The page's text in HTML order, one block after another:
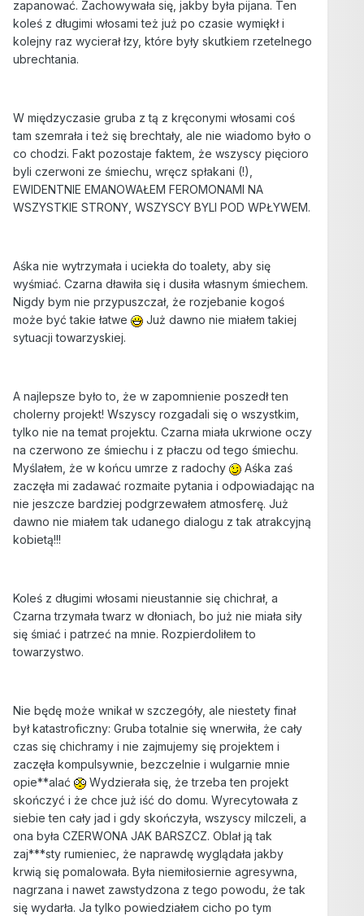
zapanować. Zachowywała się, jakby była pijana. Ten
koleś z długimi włosami też już po czasie wymiękł i
kolejny raz wycierał łzy, które były skutkiem rzetelnego
ubrechtania.
W międzyczasie gruba z tą z kręconymi włosami coś
tam szemrała i też się brechtały, ale nie wiadomo było o
co chodzi. Fakt pozostaje faktem, że wszyscy pięcioro
byli czerwoni ze śmiechu, wręcz spłakani (!),
EWIDENTNIE EMANOWAŁEM FEROMONAMI NA
WSZYSTKIE STRONY, WSZYSCY BYLI POD WPŁYWEM.
Aśka nie wytrzymała i uciekła do toalety, aby się
wyśmiać. Czarna dławiła się i dusiła własnym śmiechem.
Nigdy bym nie przypuszczał, że rozjebanie kogoś
może być takie łatwe
Już dawno nie miałem takiej
sytuacji towarzyskiej.
A najlepsze było to, że w zapomnienie poszedł ten
cholerny projekt! Wszyscy rozgadali się o wszystkim,
tylko nie na temat projektu. Czarna miała ukrwione oczy
na czerwono ze śmiechu i z płaczu od tego śmiechu.
Myślałem, że w końcu umrze z radochy
Aśka zaś
zaczęła mi zadawać rozmaite pytania i odpowiadając na
nie jeszcze bardziej podgrzewałem atmosferę. Już
dawno nie miałem tak udanego dialogu z tak atrakcyjną
kobietą!!!
Koleś z długimi włosami nieustannie się chichrał, a
Czarna trzymała twarz w dłoniach, bo już nie miała siły
się śmiać i patrzeć na mnie. Rozpierdoliłem to
towarzystwo.
Nie będę może wnikał w szczegóły, ale niestety finał
był katastroficzny: Gruba totalnie się wnerwiła, że cały
czas się chichramy i nie zajmujemy się projektem i
zaczęła kompulsywnie, bezczelnie i wulgarnie mnie
opie**alać
Wydzierała się, że trzeba ten projekt
skończyć i że chce już iść do domu. Wyrecytowała z
siebie ten cały jad i gdy skończyła, wszyscy milczeli, a
ona była CZERWONA JAK BARSZCZ. Oblał ją tak
zaj***sty rumieniec, że naprawdę wyglądała jakby
krwią się pomalowała. Była niemiłosiernie agresywna,
nagrzana i nawet zawstydzona z tego powodu, że tak
się wydarła. Ja tylko powiedziałem cicho po tym